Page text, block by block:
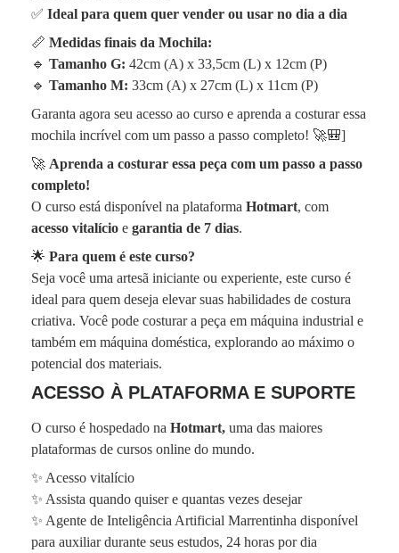
✅ Ideal para quem quer vender ou usar no dia a dia
📏 Medidas finais da Mochila:
🔹 Tamanho G: 42cm (A) x 33,5cm (L) x 12cm (P)
🔹 Tamanho M: 33cm (A) x 27cm (L) x 11cm (P)
Garanta agora seu acesso ao curso e aprenda a costurar essa
mochila incrível com um passo a passo completo! 🚀🎒]
🚀 Aprenda a costurar essa peça com um passo a passo
completo!
O curso está disponível na plataforma Hotmart, com
acesso vitalício e garantia de 7 dias.
🌟 Para quem é este curso?
Seja você uma artesã iniciante ou experiente, este curso é
ideal para quem deseja elevar suas habilidades de costura
criativa. Você pode costurar a peça em máquina industrial e
também em máquina doméstica, explorando ao máximo o
potencial dos materiais.
ACESSO À PLATAFORMA E SUPORTE
O curso é hospedado na Hotmart, uma das maiores
plataformas de cursos online do mundo.
✨ Acesso vitalício
✨ Assista quando quiser e quantas vezes desejar
✨ Agente de Inteligência Artificial Marrentinha disponível
para auxiliar durante seus estudos, 24 horas por dia